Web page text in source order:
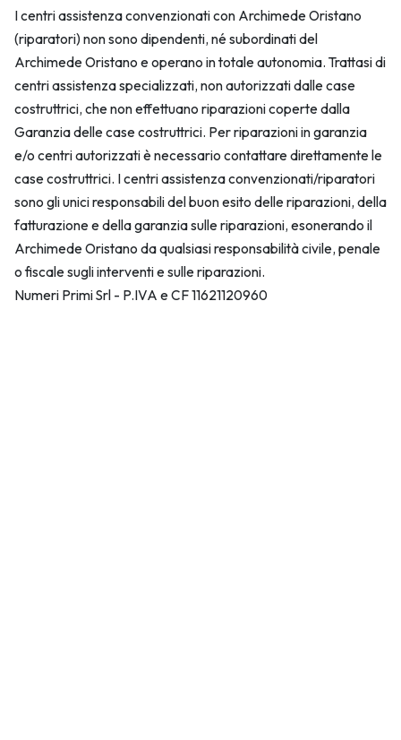
I centri assistenza convenzionati con Archimede Oristano
(riparatori) non sono dipendenti, né subordinati del
Archimede Oristano e operano in totale autonomia. Trattasi di
centri assistenza specializzati, non autorizzati dalle case
costruttrici, che non effettuano riparazioni coperte dalla
Garanzia delle case costruttrici. Per riparazioni in garanzia
e/o centri autorizzati è necessario contattare direttamente le
case costruttrici. I centri assistenza convenzionati/riparatori
sono gli unici responsabili del buon esito delle riparazioni, della
fatturazione e della garanzia sulle riparazioni, esonerando il
Archimede Oristano da qualsiasi responsabilità civile, penale
o fiscale sugli interventi e sulle riparazioni.
Numeri Primi Srl - P.IVA e CF 11621120960